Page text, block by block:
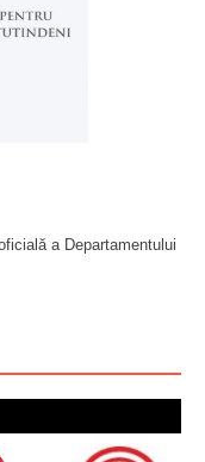
a Departamentului